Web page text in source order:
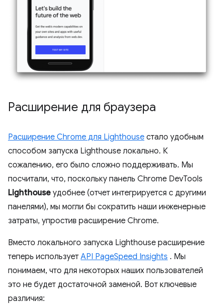
Расширение для браузера
Расширение Chrome для Lighthouse стало удобным
способом запуска Lighthouse локально. К
сожалению, его было сложно поддерживать. Мы
посчитали, что, поскольку панель Chrome DevTools
Lighthouse удобнее (отчет интегрируется с другими
панелями), мы могли бы сократить наши инженерные
затраты, упростив расширение Chrome.
Вместо локального запуска Lighthouse расширение
теперь использует API PageSpeed ​​Insights . Мы
понимаем, что для некоторых наших пользователей
это не будет достаточной заменой. Вот ключевые
различия: